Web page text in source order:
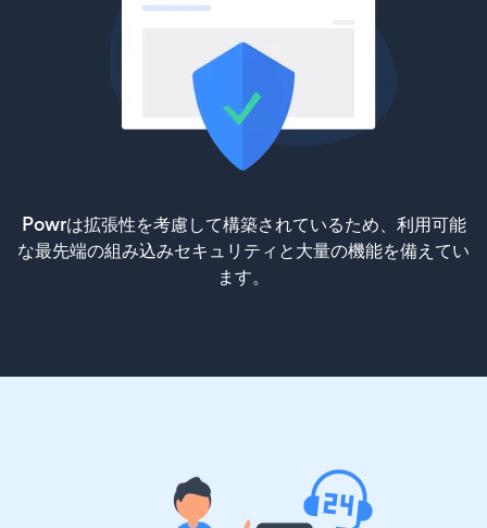
Powrは拡張性を考慮して構築されているため、利用可能
な最先端の組み込みセキュリティと大量の機能を備えてい
ます。